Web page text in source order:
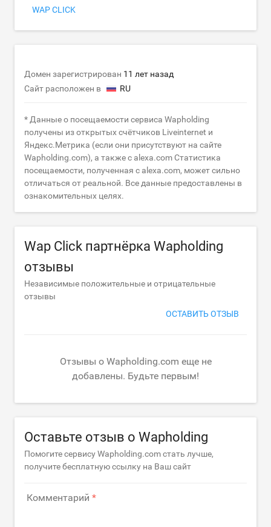
WAP CLICK
Домен зарегистрирован 11 лет назад
Сайт расположен в
RU
* Данные о посещаемости сервиса Wapholding
получены из открытых счётчиков Liveinternet и
Яндекс.Метрика (если они присутствуют на сайте
Wapholding.com), а также с alexa.com Статистика
посещаемости, полученная с alexa.com, может сильно
отличаться от реальной. Все данные предоставлены в
ознакомительных целях.
Wap Click партнёрка Wapholding
отзывы
Независимые положительные и отрицательные
отзывы
ОСТАВИТЬ ОТЗЫВ
Отзывы о Wapholding.com еще не
добавлены. Будьте первым!
Оставьте отзыв о Wapholding
Помогите сервису Wapholding.com стать лучше,
получите бесплатную ссылку на Ваш сайт
Комментарий